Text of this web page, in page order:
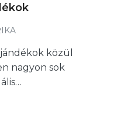
közül
nagyon sok